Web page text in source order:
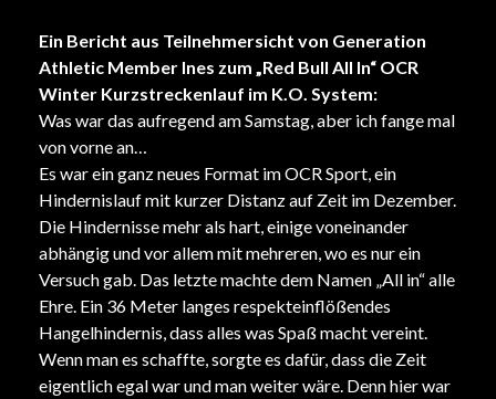
Ein Bericht aus Teilnehmersicht von Generation
Athletic Member Ines zum „Red Bull All In“ OCR
Winter Kurzstreckenlauf im K.O. System:
Was war das aufregend am Samstag, aber ich fange mal
von vorne an…
Es war ein ganz neues Format im OCR Sport, ein
Hindernislauf mit kurzer Distanz auf Zeit im Dezember.
Die Hindernisse mehr als hart, einige voneinander
abhängig und vor allem mit mehreren, wo es nur ein
Versuch gab. Das letzte machte dem Namen „All in“ alle
Ehre. Ein 36 Meter langes respekteinflößendes
Hangelhindernis, dass alles was Spaß macht vereint.
Wenn man es schaffte, sorgte es dafür, dass die Zeit
eigentlich egal war und man weiter wäre. Denn hier war